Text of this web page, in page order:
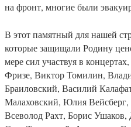
на фронт, многие были
В этот памятный для нашей
которые защищали Родину
мере сил участвуя в
Фризе, Виктор Томилин,
Браиловский, Василий
Малаховский, Юлия
Всеволод Рахт, Борис